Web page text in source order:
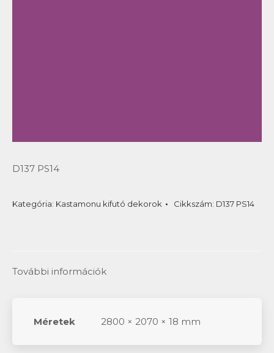
D137 PS14
Kategória: Kastamonu kifutó dekorok Cikkszám: D137 PS14
További információk
Méretek 2800 × 2070 × 18 mm